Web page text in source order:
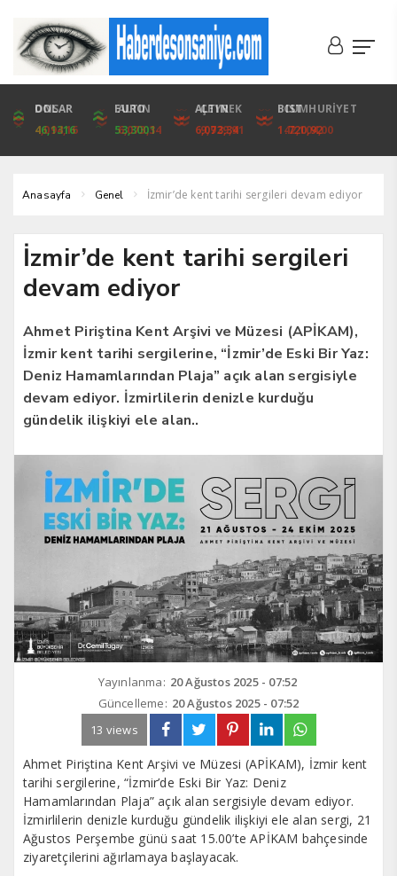
DOLAR
46,1316
EURO
53,3001
ALTIN
6,073,34
BIST
1.720,92
ONS
4,094,16
ALTIN
6,073,34
ÇEYREK
9,929,91
CUMHURİYET
42,104,00
Anasayfa Genel İzmir’de kent tarihi sergileri devam ediyor
İzmir’de kent tarihi sergileri
devam ediyor
Ahmet Piriştina Kent Arşivi ve Müzesi (APİKAM),
İzmir kent tarihi sergilerine, “İzmir’de Eski Bir Yaz:
Deniz Hamamlarından Plaja” açık alan sergisiyle
devam ediyor. İzmirlilerin denizle kurduğu
gündelik ilişkiyi ele alan..
Yayınlanma: 20 Ağustos 2025 - 07:52
Güncelleme: 20 Ağustos 2025 - 07:52
13 views
Ahmet Piriştina Kent Arşivi ve Müzesi (APİKAM), İzmir kent
tarihi sergilerine, “İzmir’de Eski Bir Yaz: Deniz
Hamamlarından Plaja” açık alan sergisiyle devam ediyor.
İzmirlilerin denizle kurduğu gündelik ilişkiyi ele alan sergi, 21
Ağustos Perşembe günü saat 15.00’te APİKAM bahçesinde
ziyaretçilerini ağırlamaya başlayacak.